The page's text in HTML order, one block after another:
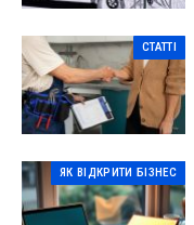
СТАТТІ
ЯК ВІДКРИТИ БІЗНЕС